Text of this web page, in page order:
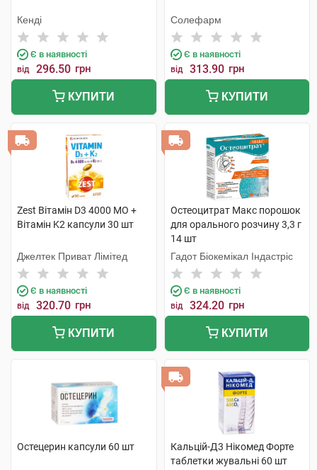
Кенді
Є в наявності
від 296.50 грн
КУПИТИ
Солефарм
Є в наявності
від 313.90 грн
КУПИТИ
Zest Вітамін D3 4000 MO +
Вітамін K2 капсули 30 шт
Джелтек Приват Лімітед
Є в наявності
від 320.70 грн
КУПИТИ
Остеоцитрат Макс порошок
для орального розчину 3,3 г
14 шт
Гадот Біокемікал Індастріс
Є в наявності
від 324.20 грн
КУПИТИ
Остецерин капсули 60 шт
Кальцій-Д3 Нікомед Форте
таблетки жувальні 60 шт